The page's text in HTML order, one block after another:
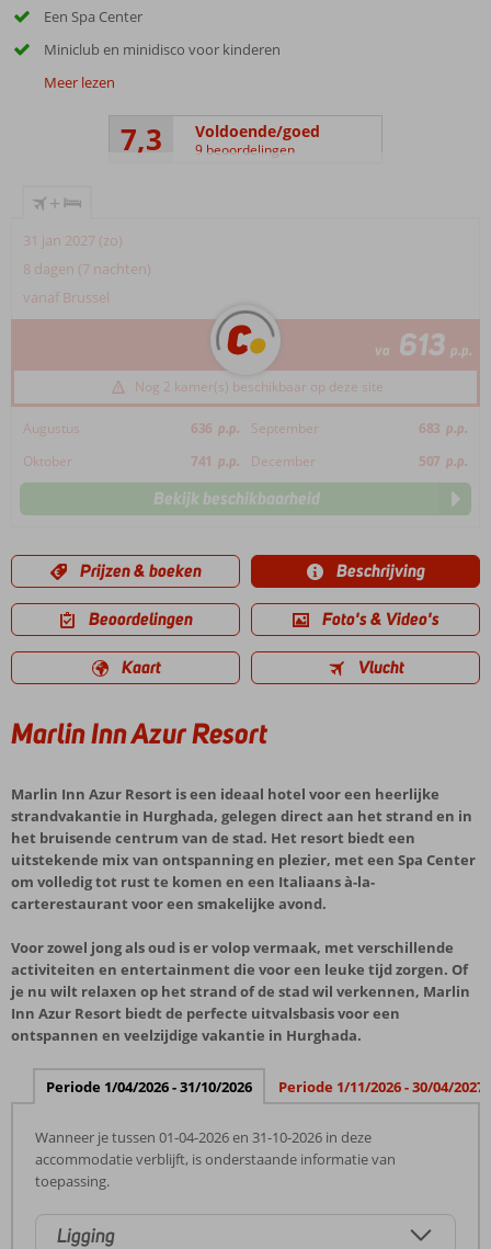
Een Spa Center
Miniclub en minidisco voor kinderen
Meer lezen
7,3 Voldoende/goed
9 beoordelingen
+
31 jan 2027 (zo)
8 dagen (7 nachten)
vanaf Brussel
va 613 p.p.
Nog 2 kamer(s) beschikbaar op deze site
Augustus 636 p.p. September 683 p.p.
Oktober
741 p.p. December 507 p.p.
Bekijk beschikbaarheid
Prijzen & boeken Beschrijving
Beoordelingen Foto's & Video's
Kaart Vlucht
Marlin Inn Azur Resort
Marlin Inn Azur Resort is een ideaal hotel voor een heerlijke
strandvakantie in Hurghada, gelegen direct aan het strand en in
het bruisende centrum van de stad. Het resort biedt een
uitstekende mix van ontspanning en plezier, met een Spa Center
om volledig tot rust te komen en een Italiaans à-la-
carterestaurant voor een smakelijke avond.
Voor zowel jong als oud is er volop vermaak, met verschillende
activiteiten en entertainment die voor een leuke tijd zorgen. Of
je nu wilt relaxen op het strand of de stad wil verkennen, Marlin
Inn Azur Resort biedt de perfecte uitvalsbasis voor een
ontspannen en veelzijdige vakantie in Hurghada.
Periode 1/04/2026 - 31/10/2026 Periode 1/11/2026 - 30/04/2027
Wanneer je tussen 01-04-2026 en 31-10-2026 in deze
accommodatie verblijft, is onderstaande informatie van
toepassing.
Ligging